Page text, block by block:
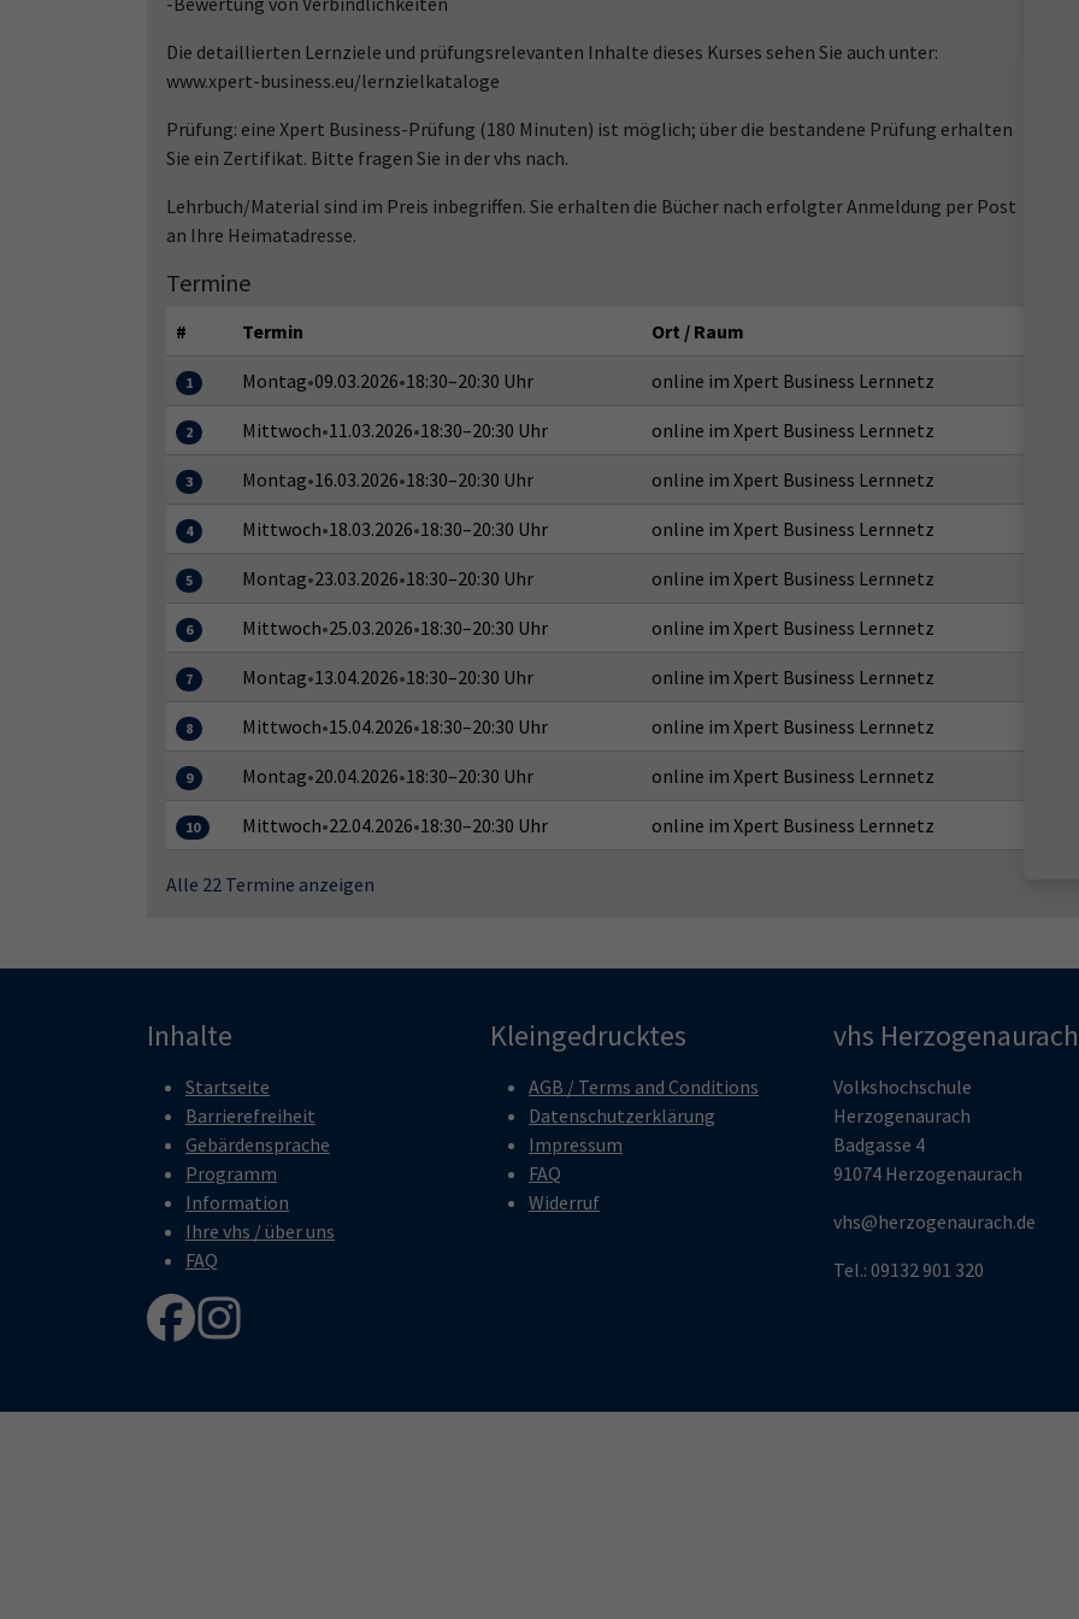
Die detaillierten Lernziele und prüfungsrelevanten Inhalte dieses Kurses sehen Sie auch unter:
www.xpert-business.eu/lernzielkataloge
Prüfung: eine Xpert Business-Prüfung (180 Minuten) ist möglich; über die bestandene Prüfung erhalten
Sie ein Zertifikat. Bitte fragen Sie in der vhs nach.
Lehrbuch/Material sind im Preis inbegriffen. Sie erhalten die Bücher nach erfolgter Anmeldung per Post
an Ihre Heimatadresse.
Termine
# Termin Ort / Raum
1 Montag•09.03.2026•18:30–20:30 Uhr online im Xpert Business Lernnetz
2 Mittwoch•11.03.2026•18:30–20:30 Uhr online im Xpert Business Lernnetz
3 Montag•16.03.2026•18:30–20:30 Uhr online im Xpert Business Lernnetz
4 Mittwoch•18.03.2026•18:30–20:30 Uhr online im Xpert Business Lernnetz
5 Montag•23.03.2026•18:30–20:30 Uhr online im Xpert Business Lernnetz
6 Mittwoch•25.03.2026•18:30–20:30 Uhr online im Xpert Business Lernnetz
7 Montag•13.04.2026•18:30–20:30 Uhr online im Xpert Business Lernnetz
8 Mittwoch•15.04.2026•18:30–20:30 Uhr online im Xpert Business Lernnetz
9 Montag•20.04.2026•18:30–20:30 Uhr online im Xpert Business Lernnetz
10 Mittwoch•22.04.2026•18:30–20:30 Uhr online im Xpert Business Lernnetz
Alle 22 Termine anzeigen
Inhalte
Startseite
Barrierefreiheit
Gebärdensprache
Programm
Information
Ihre vhs / über uns
FAQ
Kleingedrucktes
AGB / Terms and Conditions
Datenschutzerklärung
Impressum
FAQ
Widerruf
vhs Herzogenaurach
Volkshochschule
Herzogenaurach
Badgasse 4
91074 Herzogenaurach
vhs@herzogenaurach.de
Tel.: 09132 901 320